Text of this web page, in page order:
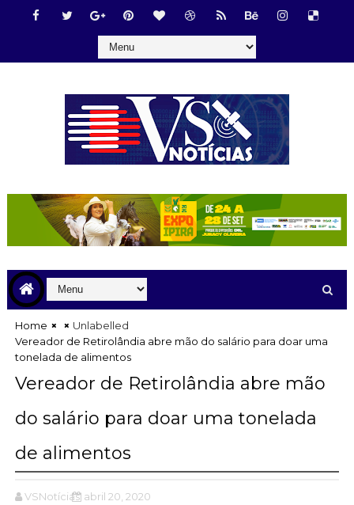
Home
Unlabelled
Vereador de Retirolândia abre mão do salário para doar uma
tonelada de alimentos
Vereador de Retirolândia abre mão
do salário para doar uma tonelada
de alimentos
VSNotícias abril 20, 2020